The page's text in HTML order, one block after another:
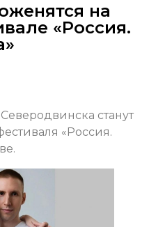
на
«Россия.
станут
«Россия.